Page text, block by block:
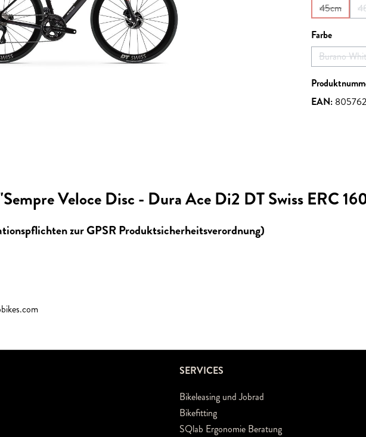
45cm
(Diese
Farbe
Burano
EAN:
Veloce Disc - Dura Ace Di2 DT Swiss ERC
zur GPSR Produktsicherheitsverordnung)
SERVICES
Bikeleasing und Jobrad
Bikefitting
SQlab Ergonomie Beratung